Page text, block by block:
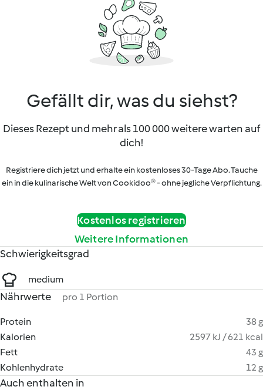
Gefällt dir, was du siehst?
Dieses Rezept und mehr als 100 000 weitere warten auf
dich!
Registriere dich jetzt und erhalte ein kostenloses 30-Tage Abo. Tauche
ein in die kulinarische Welt von Cookidoo® - ohne jegliche Verpflichtung.
Kostenlos registrieren
Weitere Informationen
Schwierigkeitsgrad
medium
Nährwerte pro 1 Portion
Protein
38 g
Kalorien
2597 kJ / 621 kcal
Fett
43 g
Kohlenhydrate
12 g
Auch enthalten in